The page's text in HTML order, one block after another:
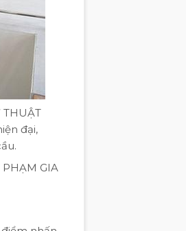
đại,
GIA